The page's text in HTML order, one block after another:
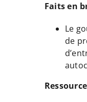
Faits en
Le
de